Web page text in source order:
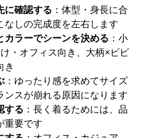
に確認する ：体型・身長に合
なしの完成度を左右します
ラーでシーンを決める ：小
・オフィス向き、大柄×ビビ
き
：ゆったり感を求めてサイズ
スが崩れる原因になります
する ：長く着るためには、品
重要です